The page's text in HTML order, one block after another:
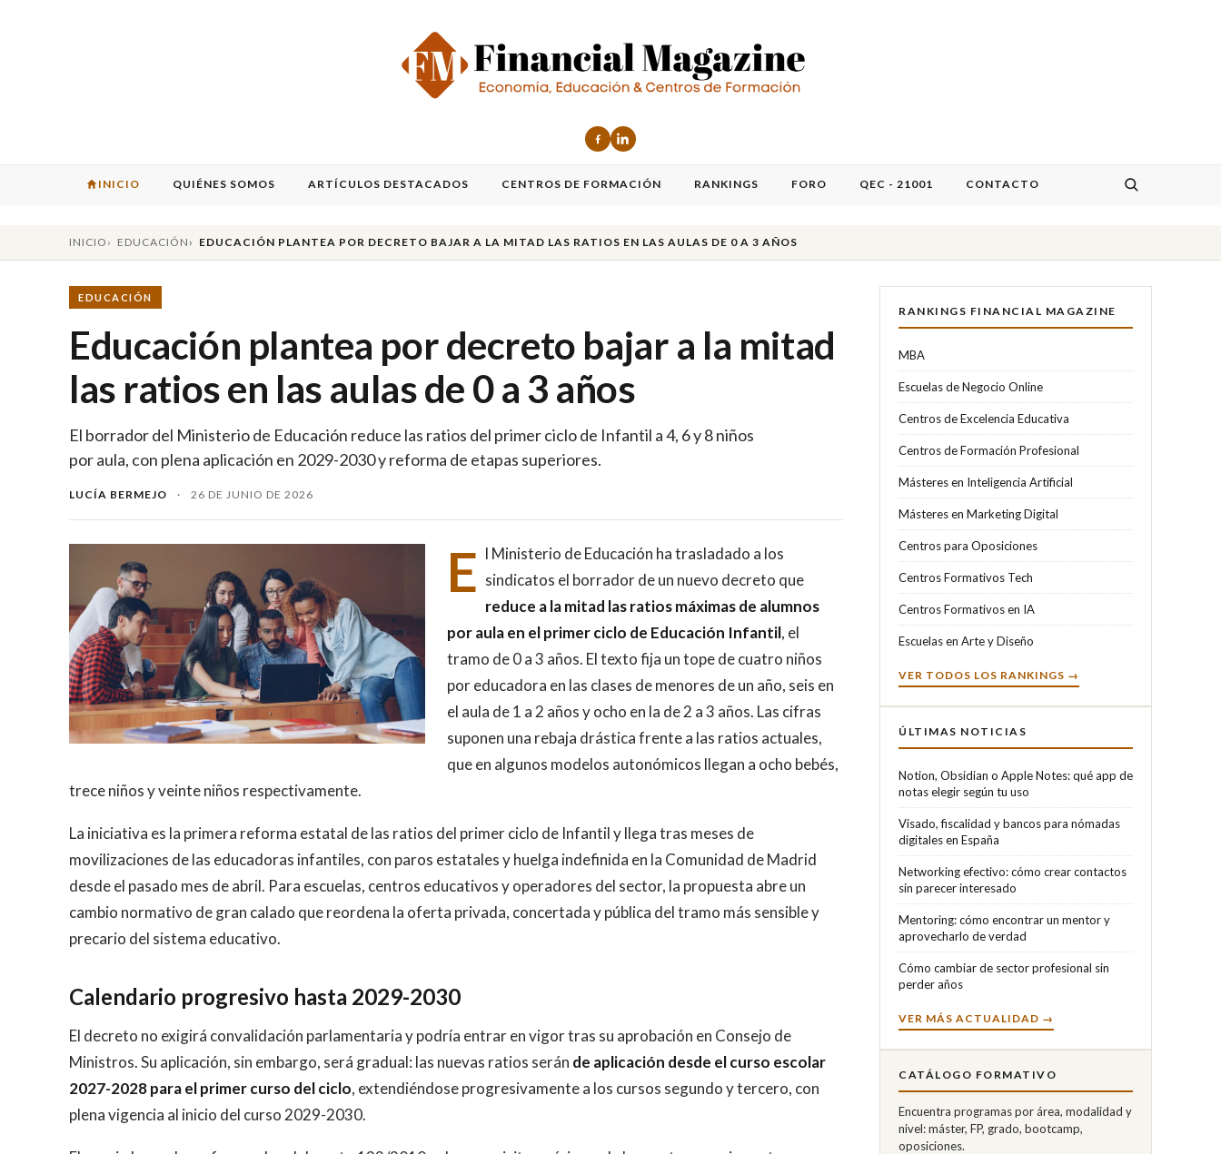
INICIO QUIÉNES SOMOS ARTÍCULOS DESTACADOS CENTROS DE FORMACIÓN RANKINGS FORO QEC - 21001 CONTACTO
INICIO EDUCACIÓN EDUCACIÓN PLANTEA POR DECRETO BAJAR A LA MITAD LAS RATIOS EN LAS AULAS DE 0 A 3 AÑOS
EDUCACIÓN
Educación plantea por decreto bajar a la mitad
las ratios en las aulas de 0 a 3 años
El borrador del Ministerio de Educación reduce las ratios del primer ciclo de Infantil a 4, 6 y 8 niños
por aula, con plena aplicación en 2029-2030 y reforma de etapas superiores.
LUCÍA BERMEJO · 26 DE JUNIO DE 2026
E l Ministerio de Educación ha trasladado a los
sindicatos el borrador de un nuevo decreto que
reduce a la mitad las ratios máximas de alumnos
por aula en el primer ciclo de Educación Infantil, el
tramo de 0 a 3 años. El texto fija un tope de cuatro niños
por educadora en las clases de menores de un año, seis en
el aula de 1 a 2 años y ocho en la de 2 a 3 años. Las cifras
suponen una rebaja drástica frente a las ratios actuales,
que en algunos modelos autonómicos llegan a ocho bebés,
trece niños y veinte niños respectivamente.
La iniciativa es la primera reforma estatal de las ratios del primer ciclo de Infantil y llega tras meses de
movilizaciones de las educadoras infantiles, con paros estatales y huelga indefinida en la Comunidad de Madrid
desde el pasado mes de abril. Para escuelas, centros educativos y operadores del sector, la propuesta abre un
cambio normativo de gran calado que reordena la oferta privada, concertada y pública del tramo más sensible y
precario del sistema educativo.
Calendario progresivo hasta 2029-2030
El decreto no exigirá convalidación parlamentaria y podría entrar en vigor tras su aprobación en Consejo de
Ministros. Su aplicación, sin embargo, será gradual: las nuevas ratios serán de aplicación desde el curso escolar
2027-2028 para el primer curso del ciclo, extendiéndose progresivamente a los cursos segundo y tercero, con
plena vigencia al inicio del curso 2029-2030.
RANKINGS FINANCIAL MAGAZINE
MBA
Escuelas de Negocio Online
Centros de Excelencia Educativa
Centros de Formación Profesional
Másteres en Inteligencia Artificial
Másteres en Marketing Digital
Centros para Oposiciones
Centros Formativos Tech
Centros Formativos en IA
Escuelas en Arte y Diseño
VER TODOS LOS RANKINGS →
ÚLTIMAS NOTICIAS
Notion, Obsidian o Apple Notes: qué app de
notas elegir según tu uso
Visado, fiscalidad y bancos para nómadas
digitales en España
Networking efectivo: cómo crear contactos
sin parecer interesado
Mentoring: cómo encontrar un mentor y
aprovecharlo de verdad
Cómo cambiar de sector profesional sin
perder años
VER MÁS ACTUALIDAD →
CATÁLOGO FORMATIVO
Encuentra programas por área, modalidad y
nivel: máster, FP, grado, bootcamp,
oposiciones.